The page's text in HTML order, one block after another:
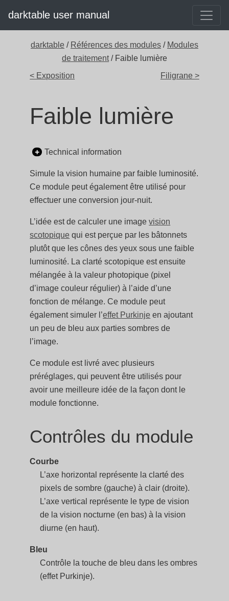
darktable user manual
darktable / Références des modules / Modules
de traitement/ Faible lumière
< Exposition
Filigrane >
Faible lumière
Technical information
Simule la vision humaine par faible luminosité.
Ce module peut également être utilisé pour
effectuer une conversion jour-nuit.
L’idée est de calculer une imagevision
scotopique qui est perçue par les bâtonnets
plutôt que les cônes des yeux sous une faible
luminosité. La clarté scotopique est ensuite
mélangée à la valeur photopique (pixel
d’image couleur régulier) à l’aide d’une
fonction de mélange. Ce module peut
également simuler l’effet Purkinje en ajoutant
un peu de bleu aux parties sombres de
l’image.
Ce module est livré avec plusieurs
préréglages, qui peuvent être utilisés pour
avoir une meilleure idée de la façon dont le
module fonctionne.
Contrôles du module
Courbe
L’axe horizontal représente la clarté des
pixels de sombre (gauche) à clair (droite).
L’axe vertical représente le type de vision
de la vision nocturne (en bas) à la vision
diurne (en haut).
Bleu
Contrôle la touche de bleu dans les ombres
(effet Purkinje).